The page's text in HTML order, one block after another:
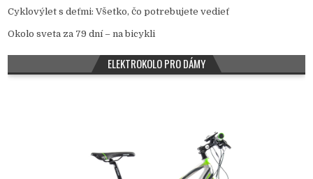
Cyklovýlet s deťmi: Všetko, čo potrebujete vedieť
Okolo sveta za 79 dní – na bicykli
ELEKTROKOLO PRO DÁMY